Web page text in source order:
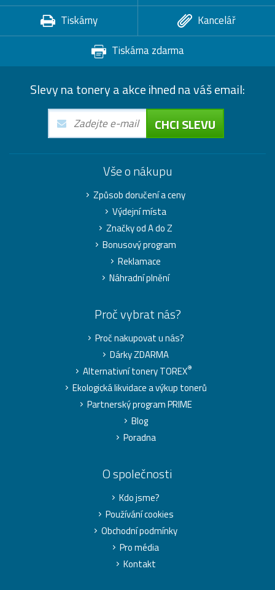
Tiskárny
Kancelář
Tiskárna zdarma
Slevy na tonery a akce ihned na váš email:
CHCI SLEVU
Vše o nákupu
Způsob doručení a ceny
Výdejní místa
Značky od A do Z
Bonusový program
Reklamace
Náhradní plnění
Proč vybrat nás?
Proč nakupovat u nás?
Dárky ZDARMA
Alternativní tonery TOREX®
Ekologická likvidace a výkup tonerů
Partnerský program PRIME
Blog
Poradna
O společnosti
Kdo jsme?
Používání cookies
Obchodní podmínky
Pro média
Kontakt